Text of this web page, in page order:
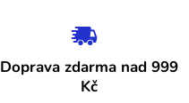
Doprava zdarma nad 999
Kč